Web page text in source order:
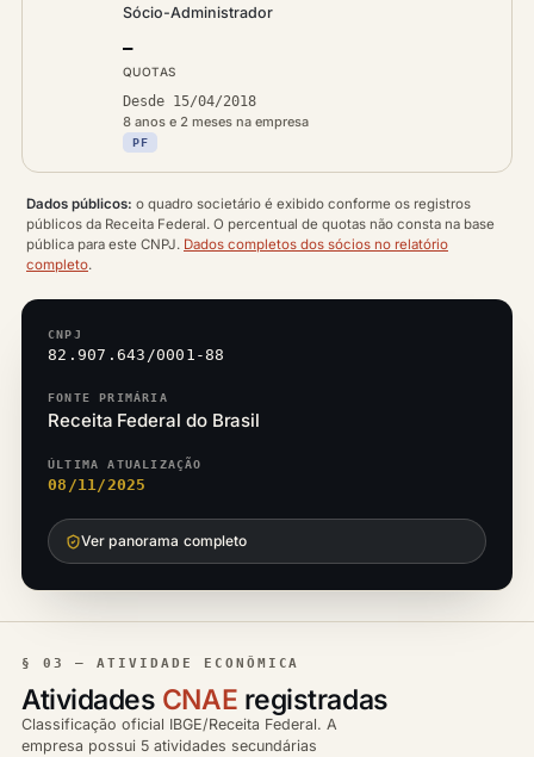
Sócio-Administrador
—
QUOTAS
Desde 15/04/2018
8 anos e 2 meses na empresa
PF
Dados públicos: o quadro societário é exibido conforme os registros
públicos da Receita Federal. O percentual de quotas não consta na base
pública para este CNPJ. Dados completos dos sócios no relatório
completo.
CNPJ
82.907.643/0001-88
FONTE PRIMÁRIA
Receita Federal do Brasil
ÚLTIMA ATUALIZAÇÃO
08/11/2025
Ver panorama completo
§ 03 — ATIVIDADE ECONÔMICA
Atividades CNAE registradas
Classificação oficial IBGE/Receita Federal. A
empresa possui 5 atividades secundárias